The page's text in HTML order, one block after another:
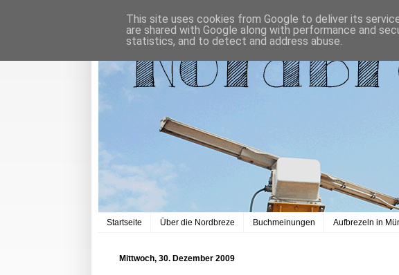
Startseite Über die Nordbreze Buchmeinungen Aufbrezeln in
Mittwoch, 30. Dezember 2009
This site uses cookies from Google to deliver its
are shared with Google along with performance and
statistics, and to detect and address abuse.